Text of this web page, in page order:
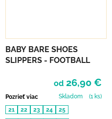
BABY BARE SHOES
SLIPPERS - FOOTBALL
od 26,90 €
Pozrieť viac Skladom
(1 ks)
21
22 23 24
25